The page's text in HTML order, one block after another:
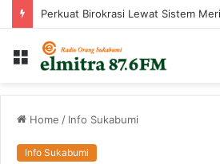
Menu
Home / Info Sukabumi
Info Sukabumi